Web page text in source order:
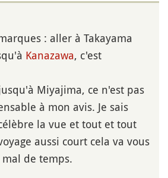
: aller à Takayama
Kanazawa, c'est
Miyajima, ce n'est pas
à mon avis. Je sais
la vue et tout et tout
aussi court cela va vous
de temps.